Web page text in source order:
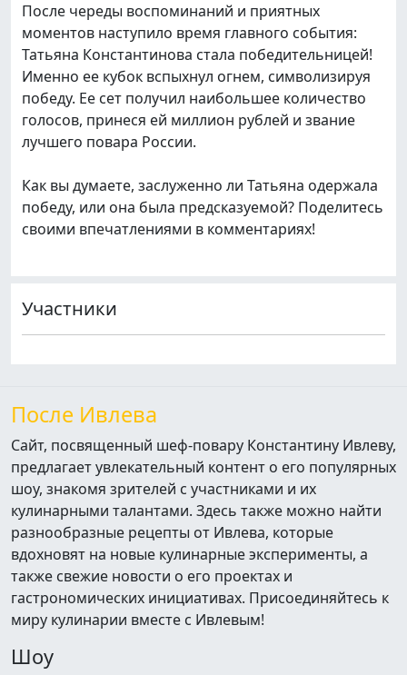
После череды воспоминаний и приятных
моментов наступило время главного события:
Татьяна Константинова стала победительницей!
Именно ее кубок вспыхнул огнем, символизируя
победу. Ее сет получил наибольшее количество
голосов, принеся ей миллион рублей и звание
лучшего повара России.
Как вы думаете, заслуженно ли Татьяна одержала
победу, или она была предсказуемой? Поделитесь
своими впечатлениями в комментариях!
Участники
После Ивлева
Сайт, посвященный шеф-повару Константину Ивлеву,
предлагает увлекательный контент о его популярных
шоу, знакомя зрителей с участниками и их
кулинарными талантами. Здесь также можно найти
разнообразные рецепты от Ивлева, которые
вдохновят на новые кулинарные эксперименты, а
также свежие новости о его проектах и
гастрономических инициативах. Присоединяйтесь к
миру кулинарии вместе с Ивлевым!
Шоу